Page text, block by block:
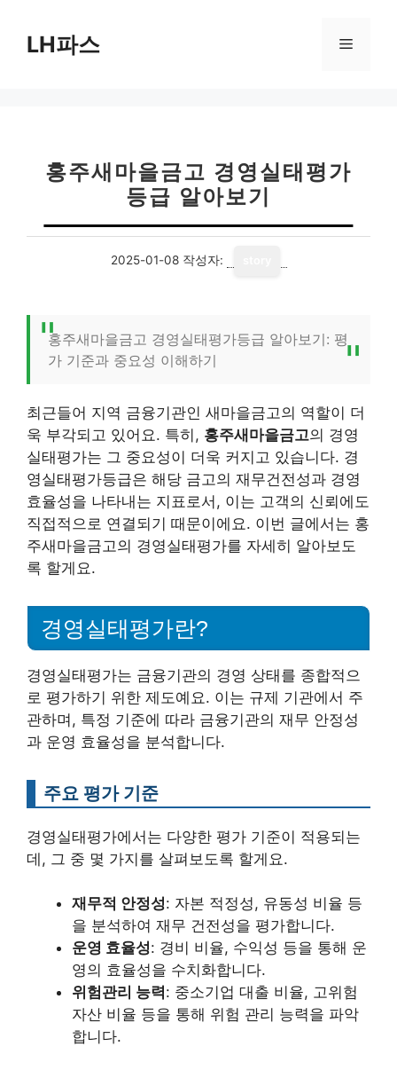
LH파스 메
홍주새마을금고 경영실태평가
등급 알아보기
2025-01-08 작성자:
홍주새마을금고 경영실태평가등급 알아보기: 평
가 기준과 중요성 이해하기
최근들어 지역 금융기관인 새마을금고의 역할이 더
욱 부각되고 있어요. 특히, 홍주새마을금고의 경영
실태평가는 그 중요성이 더욱 커지고 있습니다. 경
영실태평가등급은 해당 금고의 재무건전성과 경영
효율성을 나타내는 지표로서, 이는 고객의 신뢰에도
직접적으로 연결되기 때문이에요. 이번 글에서는 홍
주새마을금고의 경영실태평가를 자세히 알아보도
록 할게요.
경영실태평가란?
경영실태평가는 금융기관의 경영 상태를 종합적으
로 평가하기 위한 제도예요. 이는 규제 기관에서 주
관하며, 특정 기준에 따라 금융기관의 재무 안정성
과 운영 효율성을 분석합니다.
주요 평가 기준
경영실태평가에서는 다양한 평가 기준이 적용되는
데, 그 중 몇 가지를 살펴보도록 할게요.
재무적 안정성: 자본 적정성, 유동성 비율 등
을 분석하여 재무 건전성을 평가합니다.
운영 효율성: 경비 비율, 수익성 등을 통해 운
영의 효율성을 수치화합니다.
위험관리 능력: 중소기업 대출 비율, 고위험
자산 비율 등을 통해 위험 관리 능력을 파악
합니다.